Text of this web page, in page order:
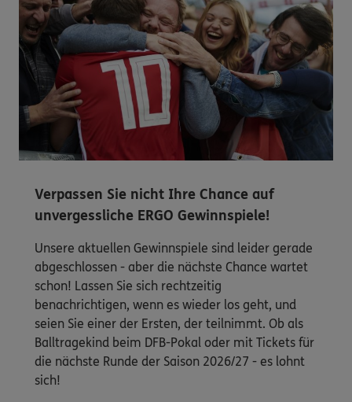
Verpassen Sie nicht Ihre Chance auf
unvergessliche ERGO Gewinnspiele!
Unsere aktuellen Gewinnspiele sind leider gerade
abgeschlossen - aber die nächste Chance wartet
schon! Lassen Sie sich rechtzeitig
benachrichtigen, wenn es wieder los geht, und
seien Sie einer der Ersten, der teilnimmt. Ob als
Balltragekind beim DFB-Pokal oder mit Tickets für
die nächste Runde der Saison 2026/27 - es lohnt
sich!